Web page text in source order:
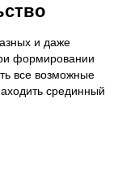
и даже
формировании
все возможные
срединный